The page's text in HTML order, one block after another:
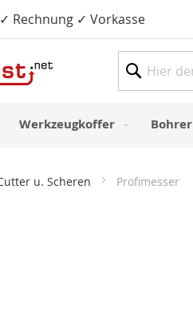
Rechnung ✓ VorkasseDirekt
Werkzeugkoffer Bohrer
u. Scheren Profimesser